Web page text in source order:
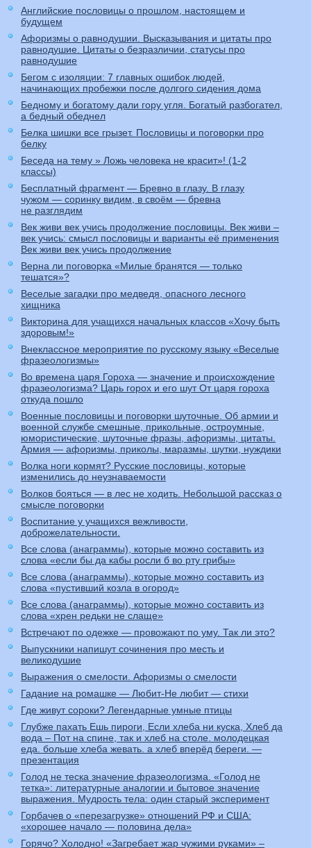
Английские пословицы о прошлом, настоящем и
будущем
Афоризмы о равнодушии. Высказывания и цитаты про
равнодушие. Цитаты о безразличии, статусы про
равнодушие
Бегом с изоляции: 7 главных ошибок людей,
начинающих пробежки после долгого сидения дома
Бедному и богатому дали гору угля. Богатый разбогател,
а бедный обеднел
Белка шишки все грызет. Пословицы и поговорки про
белку
Беседа на тему » Ложь человека не красит»! (1-2
классы)
Бесплатный фрагмент — Бревно в глазу. В глазу
чужом — соринку видим, в своём — бревна
не разглядим
Век живи век учись продолжение пословицы. Век живи –
век учись: смысл пословицы и варианты её применения
Век живи век учись продолжение
Верна ли поговорка «Милые бранятся — только
тешатся»?
Веселые загадки про медведя, опасного лесного
хищника
Викторина для учащихся начальных классов «Хочу быть
здоровым!»
Внеклассное мероприятие по русскому языку «Веселые
фразеологизмы»
Во времена царя Гороха — значение и происхождение
фразеологизма? Царь горох и его шут От царя гороха
откуда пошло
Военные пословицы и поговорки шуточные. Об армии и
военной службе смешные, прикольные, остроумные,
юмористические, шуточные фразы, афоризмы, цитаты.
Армия — афоризмы, приколы, маразмы, шутки, нуждики
Волка ноги кормят? Русские пословицы, которые
изменились до неузнаваемости
Волков бояться — в лес не ходить. Небольшой рассказ о
смысле поговорки
Воспитание у учащихся вежливости,
доброжелательности.
Все слова (анаграммы), которые можно составить из
слова «если бы да кабы росли б во рту грибы»
Все слова (анаграммы), которые можно составить из
слова «пустивший козла в огород»
Все слова (анаграммы), которые можно составить из
слова «хрен редьки не слаще»
Встречают по одежке — провожают по уму. Так ли это?
Выпускники напишут сочинения про месть и
великодушие
Выражения о смелости. Афоризмы о смелости
Гадание на ромашке — Любит-Не любит — стихи
Где живут сороки? Легендарные умные птицы
Глубже пахать Ешь пироги, Если хлеба ни куска, Хлеб да
вода – Пот на спине, так и хлеб на столе. молодецкая
еда. больше хлеба жевать. а хлеб вперёд береги. —
презентация
Голод не теска значение фразеологизма. «Голод не
тетка»: литературные аналогии и бытовое значение
выражения. Мудрость тела: один старый эксперимент
Горбачев о «перезагрузке» отношений РФ и США:
«хорошее начало — половина дела»
Горячо? Холодно! «Загребает жар чужими руками» –